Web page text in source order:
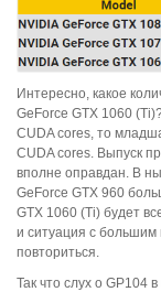
Интересно, какое
GeForce GTX 1060
CUDA cores, то
CUDA cores. Выпуск
вполне оправдан. В
GeForce GTX 960
GTX 1060 (Ti) будет
и ситуация с
повториться.
Так что слух о GP104